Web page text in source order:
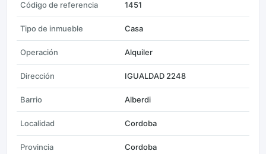
Código de referencia 1451
Tipo de inmueble Casa
Operación Alquiler
Dirección IGUALDAD 2248
Barrio Alberdi
Localidad Cordoba
Provincia Cordoba